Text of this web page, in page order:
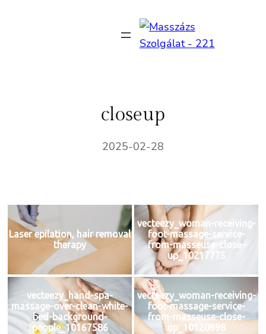
closeup
2025-02-28
Laser epilation, hair removal
therapy
vecteezy_woman-receiving-
foot-massage-service-
from-masseuse-close-
up_10217775
vecteezy_hand-spa-
massage-over-clean-white-
bed-background-
people_10167586
vecteezy_woman-receiving-
foot-massage-service-
from-masseuse-close-
up_10120698